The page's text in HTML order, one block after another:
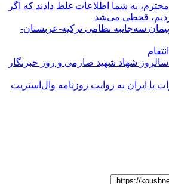
به شما اطلاعات غلط دادند که اگر
قحطی می‌شد
سه‌جانبه نظامی ترکیه-عربستان-
شهاد شهید صارمی و روز خبرنگار
با ایران به روایت روزنامه وال‌استریت